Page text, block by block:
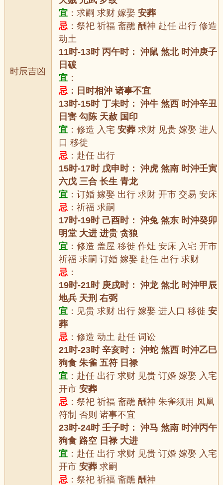
时辰吉凶
宜 ：求嗣 求财 嫁娶安葬
忌 ：祭祀 祈福 斋醮 酬神 赴任 出行 修造
动土
11时-13时 丙午时： 沖鼠 煞北 时沖庚子
日破
宜 ：
忌 ：日时相沖 诸事不宜
13时-15时 丁未时： 沖牛 煞西 时沖辛丑
日害 勾陈 天赦 国印
宜 ：修造 入宅安葬 求财 见贵 嫁娶 进人
口 移徙
忌 ：赴任 出行
15时-17时 戊申时： 沖虎 煞南 时沖壬寅
六戊 三合 长生 青龙
宜 ：订婚 嫁娶 出行 求财 开市 交易 安床
忌 ：祈福 求嗣
17时-19时 己酉时： 沖兔 煞东 时沖癸卯
明堂 大进 进贵 贪狼
宜 ：修造 盖屋 移徙 作灶 安床 入宅 开市
祈福 求嗣 订婚 嫁娶 赴任 出行 求财
忌 ：
19时-21时 庚戌时： 沖龙 煞北 时沖甲辰
地兵 天刑 右弼
宜 ：见贵 求财 出行 嫁娶 进人口 移徙安
葬
忌 ：修造 动土 赴任 词讼
21时-23时 辛亥时： 沖蛇 煞西 时沖乙巳
狗食 朱雀 五符 日禄
宜 ：赴任 出行 求财 见贵 订婚 嫁娶 入宅
开市安葬
忌 ：祭祀 祈福 斋醮 酬神 朱雀须用 凤凰
符制 否则 诸事不宜
23时-24时 壬子时： 沖马 煞南 时沖丙午
狗食 路空 日禄 大进
宜 ：赴任 出行 求财 见贵 订婚 嫁娶 入宅
开市安葬 求嗣
忌 ：祭祀 祈福 斋醮 酬神